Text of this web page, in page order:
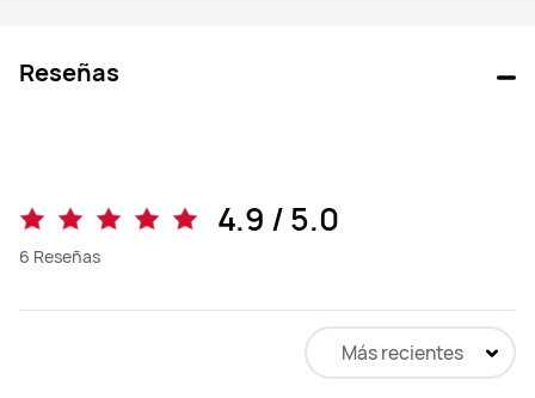
Reseñas
4.9 / 5.0
6 Reseñas
Más recientes